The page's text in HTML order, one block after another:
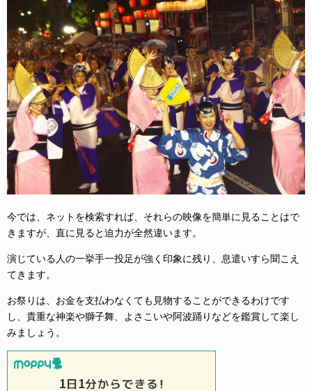
今では、ネットを検索すれば、それらの映像を簡単に見ることはで
きますが、直に見ると迫力が全然違います。
演じている人の一挙手一投足が強く印象に残り、息遣いすら聞こえ
てきます。
お祭りは、お金を支払わなくても見物することができるわけです
し、貴重な神楽や獅子舞、よさこいや阿波踊りなどを鑑賞して楽し
みましょう。